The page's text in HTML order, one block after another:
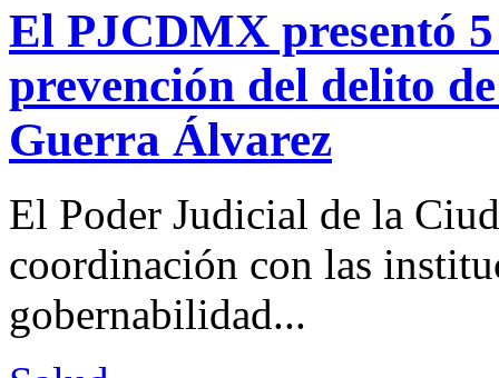
El PJCDMX presentó
prevención del delito
Guerra Álvarez
El Poder Judicial de la
coordinación con las
gobernabilidad...